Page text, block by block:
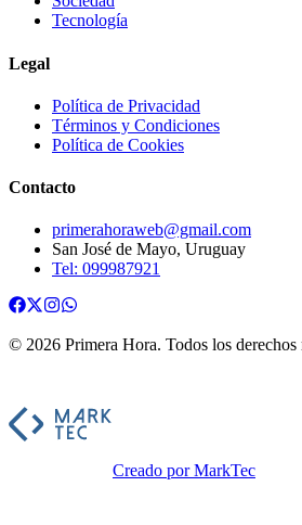
Tecnología
Legal
Política de Privacidad
Términos y Condiciones
Política de Cookies
Contacto
primerahoraweb@gmail.com
San José de Mayo, Uruguay
Tel: 099987921
© 2026 Primera Hora. Todos los derechos
Creado por MarkTec